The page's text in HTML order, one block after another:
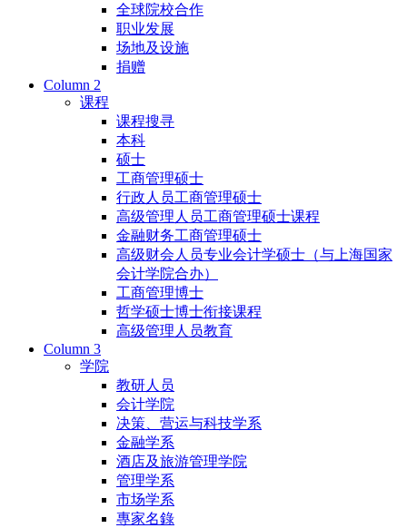
全球院校合作
职业发展
场地及设施
捐赠
Column 2
课程
课程搜寻
本科
硕士
工商管理硕士
行政人员工商管理硕士
高级管理人员工商管理硕士课程
金融财务工商管理硕士
高级财会人员专业会计学硕士（与上海国家
会计学院合办）
工商管理博士
哲学硕士博士衔接课程
高级管理人员教育
Column 3
学院
教研人员
会计学院
决策、营运与科技学系
金融学系
酒店及旅游管理学院
管理学系
市场学系
專家名錄